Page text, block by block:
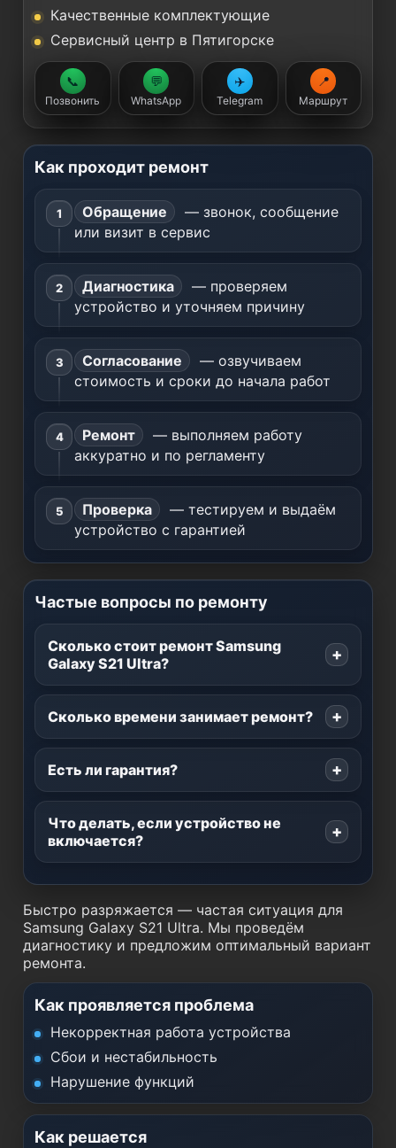
Качественные комплектующие
Сервисный центр в Пятигорске
📞
Позвонить
💬
WhatsApp
✈️
Telegram
📍
Маршрут
Как проходит ремонт
Обращение
— звонок, сообщение
или визит в сервис
Диагностика
— проверяем
устройство и уточняем причину
Согласование
— озвучиваем
стоимость и сроки до начала работ
Ремонт
— выполняем работу
аккуратно и по регламенту
Проверка
— тестируем и выдаём
устройство с гарантией
Частые вопросы по ремонту
Сколько стоит ремонт Samsung
Galaxy S21 Ultra?
Сколько времени занимает ремонт?
Есть ли гарантия?
Что делать, если устройство не
включается?
Быстро разряжается — частая ситуация для
Samsung Galaxy S21 Ultra. Мы проведём
диагностику и предложим оптимальный вариант
ремонта.
Как проявляется проблема
Некорректная работа устройства
Сбои и нестабильность
Нарушение функций
Как решается